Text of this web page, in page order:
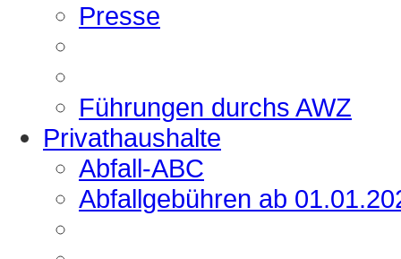
Presse
Führungen durchs AWZ
Privathaushalte
Abfall-ABC
Abfallgebühren ab